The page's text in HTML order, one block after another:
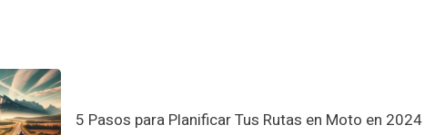
5 Pasos para Planificar Tus Rutas en Moto en 2024